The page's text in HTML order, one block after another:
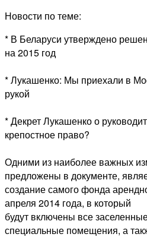
Новости по теме:
* В Беларуси утверждено
на 2015 год
* Лукашенко: Мы приехали в
рукой
* Декрет Лукашенко о
крепостное право?
Одними из наиболее важных
предложены в документе,
создание самого фонда
апреля 2014 года, в который
будут включены все
специальные помещения, а